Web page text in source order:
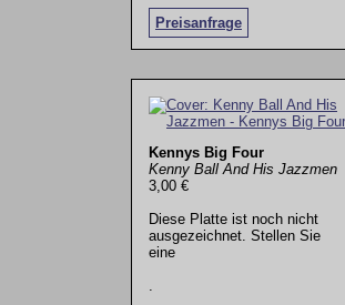
Preisanfrage
Kennys Big Four
Kenny Ball And His Jazzmen
3,00 €
Diese Platte ist noch nicht
ausgezeichnet. Stellen Sie
eine